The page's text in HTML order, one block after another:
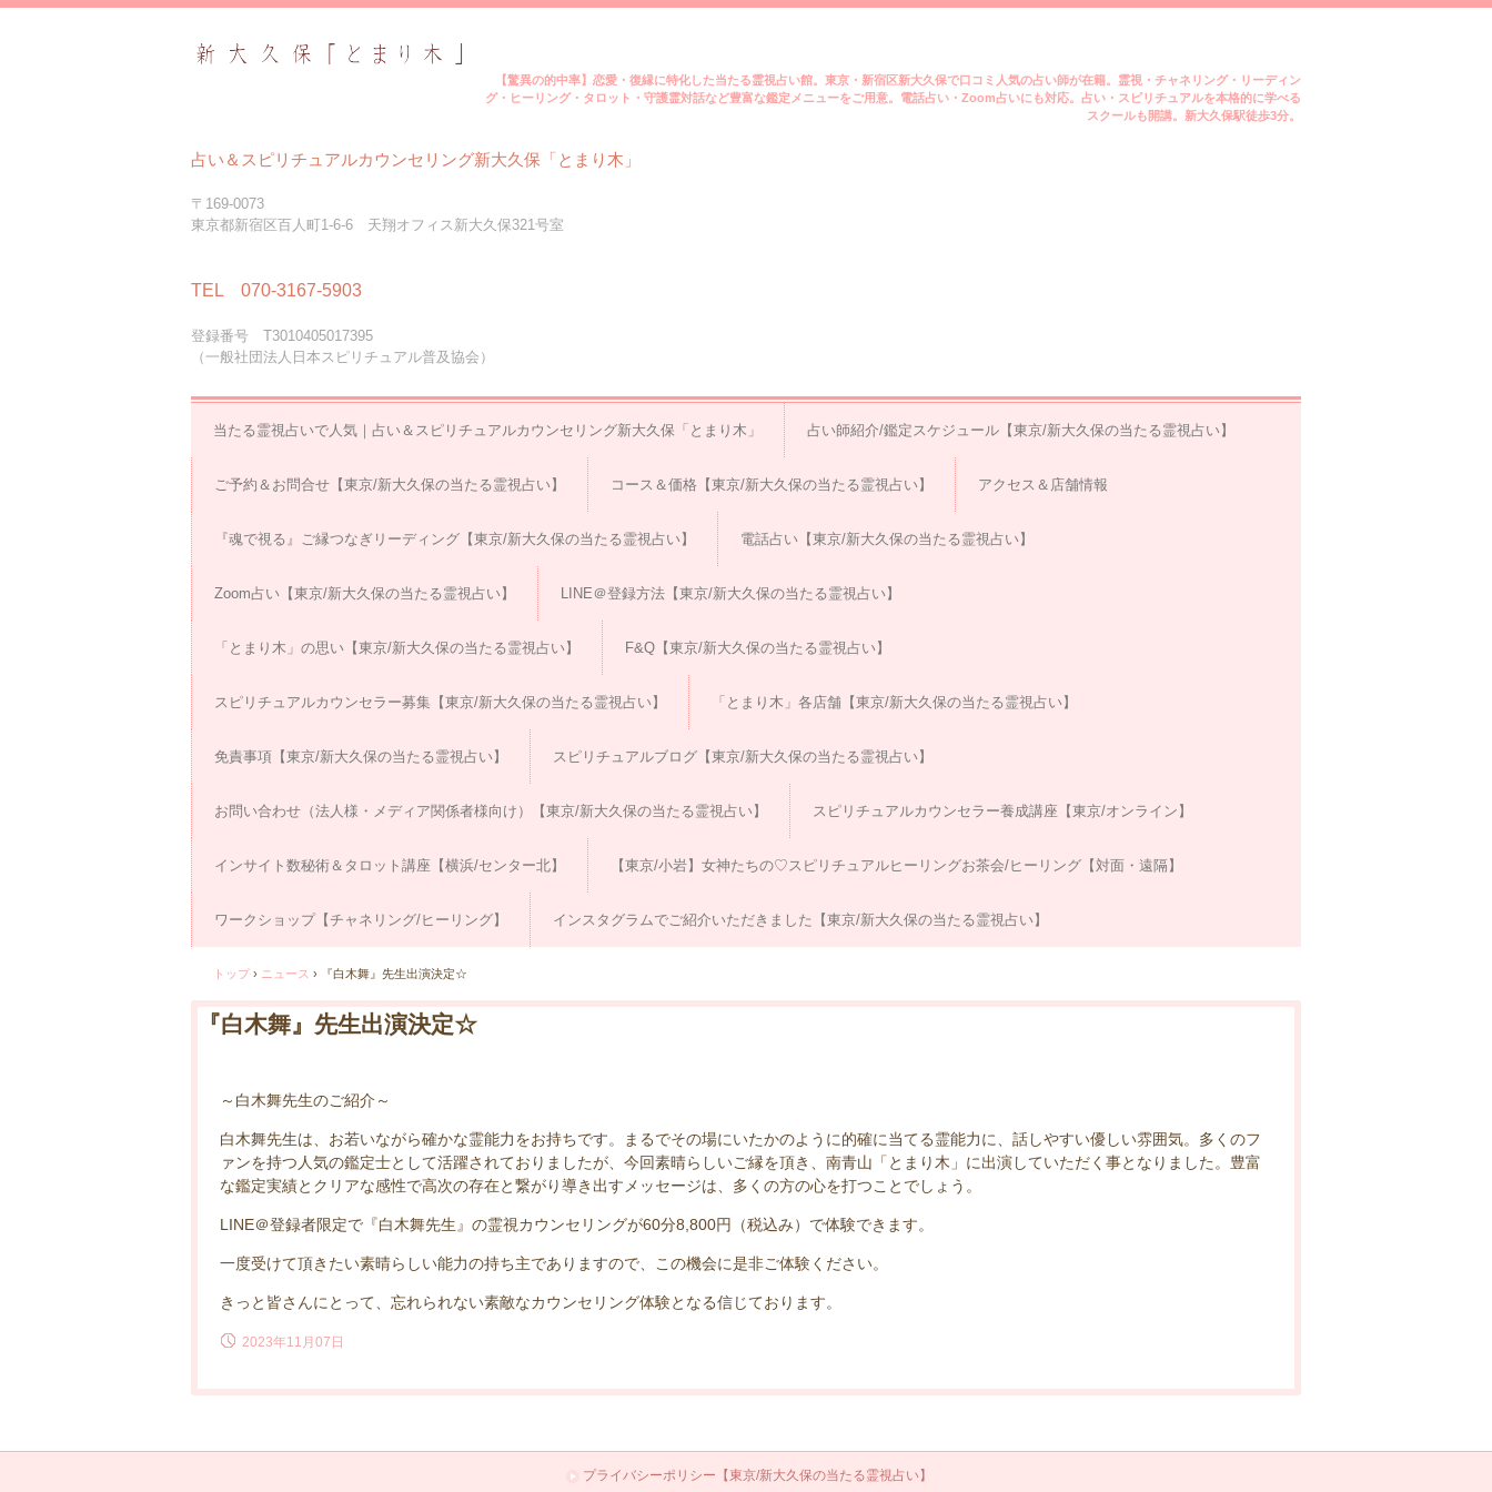
【驚異の的中率】恋愛・復縁に特化した当たる霊視占い館。東京・新宿区新大久保で口コミ人気の占い師が在籍。霊視・チャネリング・リーディン
グ・ヒーリング・タロット・守護霊対話など豊富な鑑定メニューをご用意。電話占い・Zoom占いにも対応。占い・スピリチュアルを本格的に学べる
スクールも開講。新大久保駅徒歩3分。
占い＆スピリチュアルカウンセリング新大久保「とまり木」
〒169-0073
東京都新宿区百人町1-6-6 天翔オフィス新大久保321号室
TEL 070-3167-5903
登録番号 T3010405017395
（一般社団法人日本スピリチュアル普及協会）
当たる霊視占いで人気｜占い＆スピリチュアルカウンセリング新大久保「とまり木」 占い師紹介/鑑定スケジュール【東京/新大久保の当たる霊視占い】
ご予約＆お問合せ【東京/新大久保の当たる霊視占い】 コース＆価格【東京/新大久保の当たる霊視占い】 アクセス＆店舗情報
『魂で視る』ご縁つなぎリーディング【東京/新大久保の当たる霊視占い】 電話占い【東京/新大久保の当たる霊視占い】
Zoom占い【東京/新大久保の当たる霊視占い】 LINE＠登録方法【東京/新大久保の当たる霊視占い】
「とまり木」の思い【東京/新大久保の当たる霊視占い】 F&Q【東京/新大久保の当たる霊視占い】
スピリチュアルカウンセラー募集【東京/新大久保の当たる霊視占い】 「とまり木」各店舗【東京/新大久保の当たる霊視占い】
免責事項【東京/新大久保の当たる霊視占い】 スピリチュアルブログ【東京/新大久保の当たる霊視占い】
お問い合わせ（法人様・メディア関係者様向け）【東京/新大久保の当たる霊視占い】 スピリチュアルカウンセラー養成講座【東京/オンライン】
インサイト数秘術＆タロット講座【横浜/センター北】 【東京/小岩】女神たちの♡スピリチュアルヒーリングお茶会/ヒーリング【対面・遠隔】
ワークショップ【チャネリング/ヒーリング】 インスタグラムでご紹介いただきました【東京/新大久保の当たる霊視占い】
トップ › ニュース › 『白木舞』先生出演決定☆
『白木舞』先生出演決定☆
～白木舞先生のご紹介～
白木舞先生は、お若いながら確かな霊能力をお持ちです。まるでその場にいたかのように的確に当てる霊能力に、話しやすい優しい雰囲気。多くのフ
ァンを持つ人気の鑑定士として活躍されておりましたが、今回素晴らしいご縁を頂き、南青山「とまり木」に出演していただく事となりました。豊富
な鑑定実績とクリアな感性で高次の存在と繋がり導き出すメッセージは、多くの方の心を打つことでしょう。
LINE＠登録者限定で『白木舞先生』の霊視カウンセリングが60分8,800円（税込み）で体験できます。
一度受けて頂きたい素晴らしい能力の持ち主でありますので、この機会に是非ご体験ください。
きっと皆さんにとって、忘れられない素敵なカウンセリング体験となる信じております。
2023年11月07日
プライバシーポリシー【東京/新大久保の当たる霊視占い】